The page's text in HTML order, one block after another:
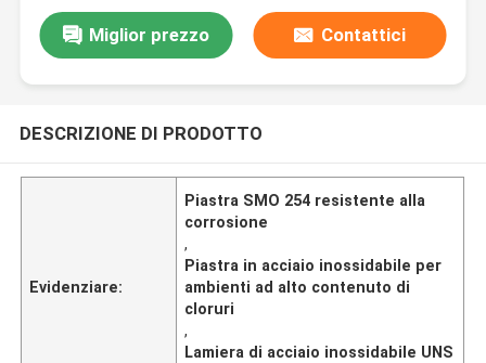
Miglior prezzo Contattici
DESCRIZIONE DI PRODOTTO
Evidenziare:
Piastra SMO 254 resistente alla
corrosione
,
Piastra in acciaio inossidabile per
ambienti ad alto contenuto di
cloruri
,
Lamiera di acciaio inossidabile UNS